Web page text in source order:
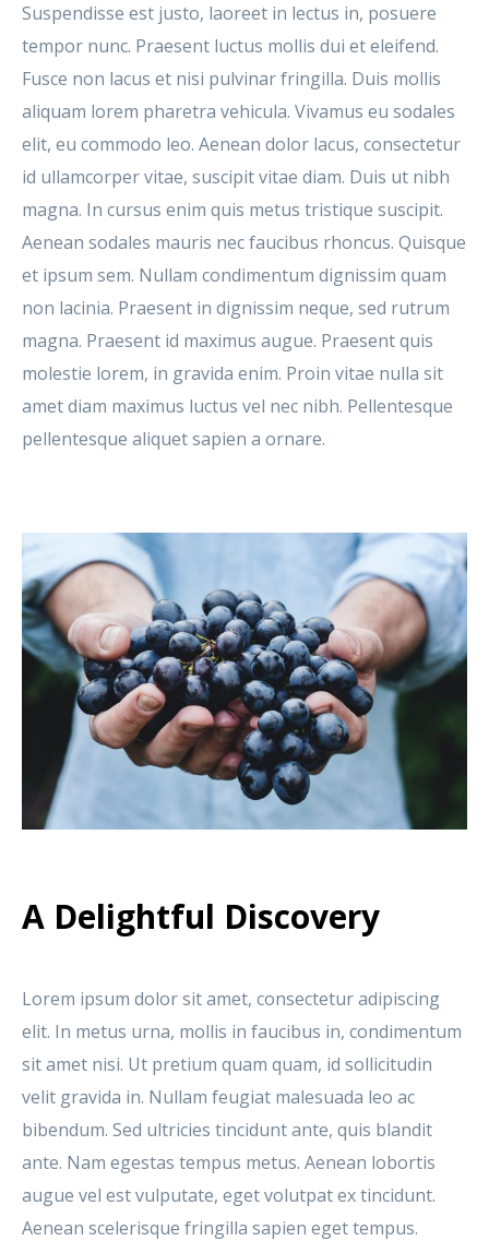
Suspendisse est justo, laoreet in lectus in, posuere
tempor nunc. Praesent luctus mollis dui et eleifend.
Fusce non lacus et nisi pulvinar fringilla. Duis mollis
aliquam lorem pharetra vehicula. Vivamus eu sodales
elit, eu commodo leo. Aenean dolor lacus, consectetur
id ullamcorper vitae, suscipit vitae diam. Duis ut nibh
magna. In cursus enim quis metus tristique suscipit.
Aenean sodales mauris nec faucibus rhoncus. Quisque
et ipsum sem. Nullam condimentum dignissim quam
non lacinia. Praesent in dignissim neque, sed rutrum
magna. Praesent id maximus augue. Praesent quis
molestie lorem, in gravida enim. Proin vitae nulla sit
amet diam maximus luctus vel nec nibh. Pellentesque
pellentesque aliquet sapien a ornare.
A Delightful Discovery
Lorem ipsum dolor sit amet, consectetur adipiscing
elit. In metus urna, mollis in faucibus in, condimentum
sit amet nisi. Ut pretium quam quam, id sollicitudin
velit gravida in. Nullam feugiat malesuada leo ac
bibendum. Sed ultricies tincidunt ante, quis blandit
ante. Nam egestas tempus metus. Aenean lobortis
augue vel est vulputate, eget volutpat ex tincidunt.
Aenean scelerisque fringilla sapien eget tempus.